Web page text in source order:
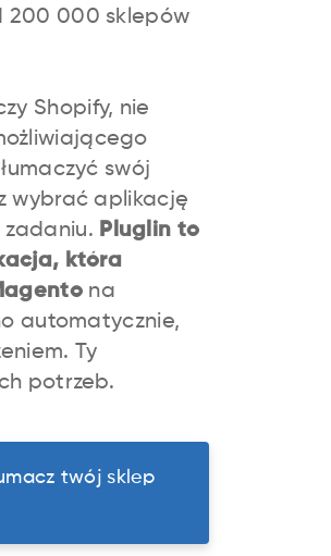
200 000 sklepów
Shopify, nie
swój
wybrać aplikację
Pluglin to
która
na
automatycznie,
Ty
potrzeb.
twój sklep